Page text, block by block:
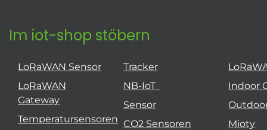
Im iot-shop stöbern
LoRaWAN Sensor
LoRaWAN
Gateway
Temperatursensoren
Tracker
NB-IoT
Sensor
CO2 Sensoren
Indoor
Mioty